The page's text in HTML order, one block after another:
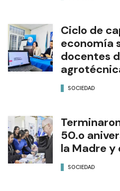
Ciclo de
economía
docentes
SOCIEDAD
50.o
la Madre y
SOCIEDAD